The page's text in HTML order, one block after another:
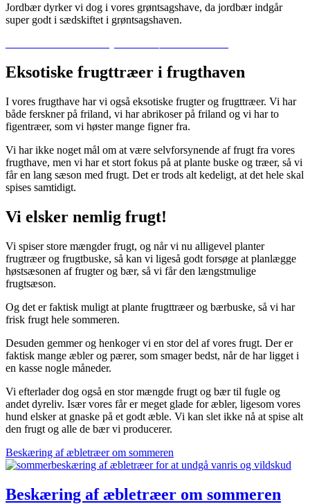
Jordbær dyrker vi dog i vores grøntsagshave, da jordbær indgår
super godt i sædskiftet i grøntsagshaven.
Eksotiske frugttræer i frugthaven
I vores frugthave har vi også eksotiske frugter og frugttræer. Vi har
både ferskner på friland, vi har abrikoser på friland og vi har to
figentræer, som vi høster mange figner fra.
Vi har ikke noget mål om at være selvforsynende af frugt fra vores
frugthave, men vi har et stort fokus på at plante buske og træer, så vi
får en lang sæson med frugt. Det er trods alt kedeligt, at det hele skal
spises samtidigt.
Vi elsker nemlig frugt!
Vi spiser store mængder frugt, og når vi nu alligevel planter
frugtræer og frugtbuske, så kan vi ligeså godt forsøge at planlægge
høstsæsonen af frugter og bær, så vi får den længstmulige
frugtsæson.
Og det er faktisk muligt at plante frugttræer og bærbuske, så vi har
frisk frugt hele sommeren.
Desuden gemmer og henkoger vi en stor del af vores frugt. Der er
faktisk mange æbler og pærer, som smager bedst, når de har ligget i
en kasse nogle måneder.
Vi efterlader dog også en stor mængde frugt og bær til fugle og
andet dyreliv. Især vores får er meget glade for æbler, ligesom vores
hund elsker at gnaske på et godt æble. Vi kan slet ikke nå at spise alt
den frugt og alle de bær vi producerer.
Beskæring af æbletræer om sommeren
Beskæring af æbletræer om sommeren